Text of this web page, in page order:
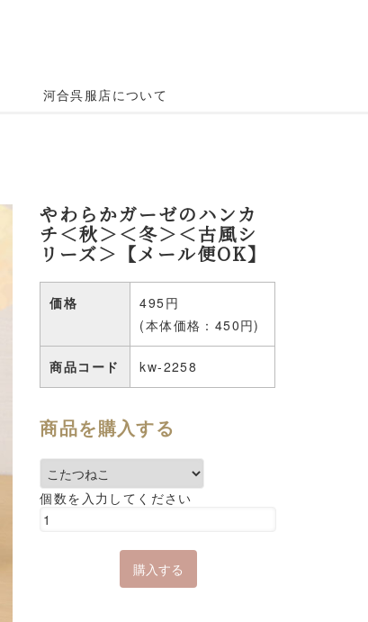
河合呉服店について
やわらかガーゼのハンカ
チ＜秋＞＜冬＞＜古風シ
リーズ＞【メール便OK】
価格
495円
(本体価格：450円)
商品コード kw-2258
商品を購入する
個数を入力してください